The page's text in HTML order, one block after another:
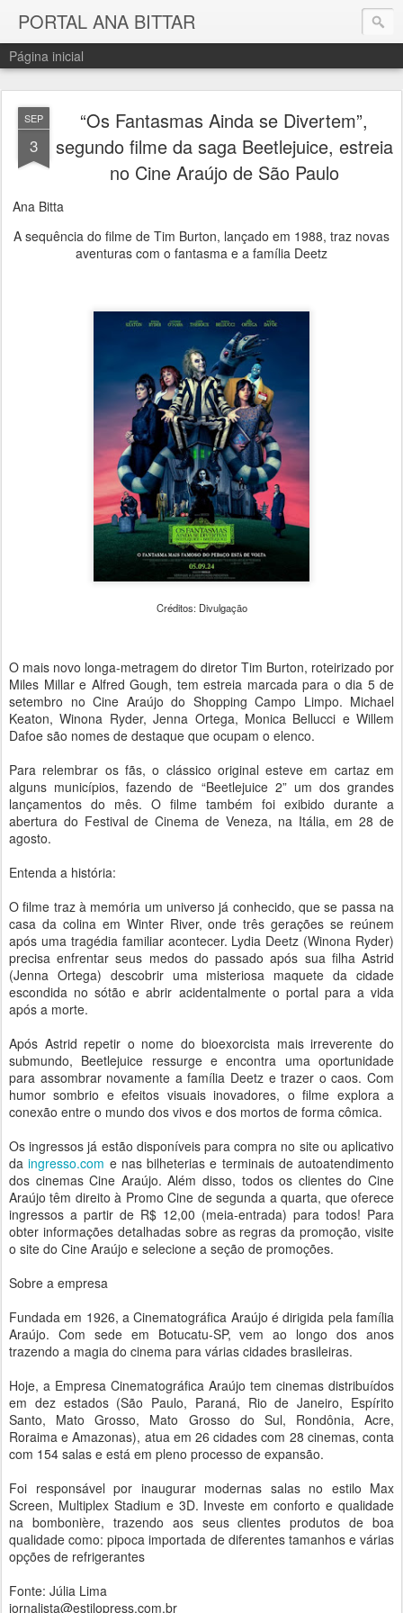
PORTAL ANA BITTAR
Página inicial
SEP
3
“Os Fantasmas Ainda se Divertem”,
segundo filme da saga Beetlejuice, estreia
no Cine Araújo de São Paulo
Ana Bitta
A sequência do filme de Tim Burton, lançado em 1988, traz novas
aventuras com o fantasma e a família Deetz
Créditos: Divulgação
O mais novo longa-metragem do diretor Tim Burton, roteirizado por
Miles Millar e Alfred Gough, tem estreia marcada para o dia 5 de
setembro no Cine Araújo do Shopping Campo Limpo. Michael
Keaton, Winona Ryder, Jenna Ortega, Monica Bellucci e Willem
Dafoe são nomes de destaque que ocupam o elenco.
Para relembrar os fãs, o clássico original esteve em cartaz em
alguns municípios, fazendo de “Beetlejuice 2” um dos grandes
lançamentos do mês. O filme também foi exibido durante a
abertura do Festival de Cinema de Veneza, na Itália, em 28 de
agosto.
Entenda a história:
O filme traz à memória um universo já conhecido, que se passa na
casa da colina em Winter River, onde três gerações se reúnem
após uma tragédia familiar acontecer. Lydia Deetz (Winona Ryder)
precisa enfrentar seus medos do passado após sua filha Astrid
(Jenna Ortega) descobrir uma misteriosa maquete da cidade
escondida no sótão e abrir acidentalmente o portal para a vida
após a morte.
Após Astrid repetir o nome do bioexorcista mais irreverente do
submundo, Beetlejuice ressurge e encontra uma oportunidade
para assombrar novamente a família Deetz e trazer o caos. Com
humor sombrio e efeitos visuais inovadores, o filme explora a
conexão entre o mundo dos vivos e dos mortos de forma cômica.
Os ingressos já estão disponíveis para compra no site ou aplicativo
daingresso.com e nas bilheterias e terminais de autoatendimento
dos cinemas Cine Araújo. Além disso, todos os clientes do Cine
Araújo têm direito à Promo Cine de segunda a quarta, que oferece
ingressos a partir de R$ 12,00 (meia-entrada) para todos! Para
obter informações detalhadas sobre as regras da promoção, visite
o site do Cine Araújo e selecione a seção de promoções.
Sobre a empresa
Fundada em 1926, a Cinematográfica Araújo é dirigida pela família
Araújo. Com sede em Botucatu-SP, vem ao longo dos anos
trazendo a magia do cinema para várias cidades brasileiras.
Hoje, a Empresa Cinematográfica Araújo tem cinemas distribuídos
em dez estados (São Paulo, Paraná, Rio de Janeiro, Espírito
Santo, Mato Grosso, Mato Grosso do Sul, Rondônia, Acre,
Roraima e Amazonas), atua em 26 cidades com 28 cinemas, conta
com 154 salas e está em pleno processo de expansão.
Foi responsável por inaugurar modernas salas no estilo Max
Screen, Multiplex Stadium e 3D. Investe em conforto e qualidade
na bombonière, trazendo aos seus clientes produtos de boa
qualidade como: pipoca importada de diferentes tamanhos e várias
opções de refrigerantes
Fonte: Júlia Lima
jornalista@estilopress.com.br